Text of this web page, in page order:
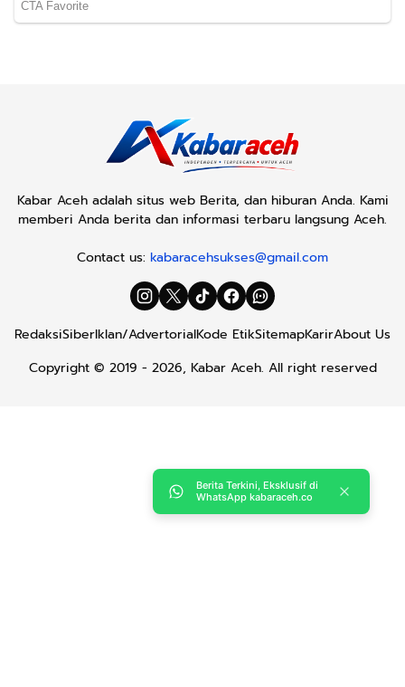
Kabar Aceh adalah situs web Berita, dan hiburan Anda. Kami
memberi Anda berita dan informasi terbaru langsung Aceh.
Contact us: kabaracehsukses@gmail.com
RedaksiSiberIklan/AdvertorialKode EtikSitemapKarirAbout Us
Copyright © 2019 - 2026, Kabar Aceh. All right reserved
Berita Terkini, Eksklusif di
WhatsApp kabaraceh.co